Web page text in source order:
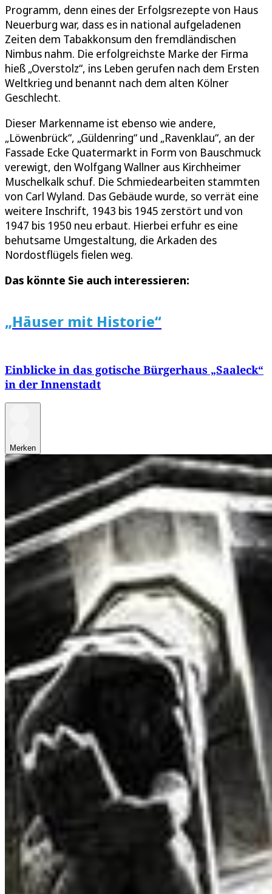
Programm, denn eines der Erfolgsrezepte von Haus
Neuerburg war, dass es in national aufgeladenen
Zeiten dem Tabakkonsum den fremdländischen
Nimbus nahm. Die erfolgreichste Marke der Firma
hieß „Overstolz“, ins Leben gerufen nach dem Ersten
Weltkrieg und benannt nach dem alten Kölner
Geschlecht.
Dieser Markenname ist ebenso wie andere,
„Löwenbrück“, „Güldenring“ und „Ravenklau“, an der
Fassade Ecke Quatermarkt in Form von Bauschmuck
verewigt, den Wolfgang Wallner aus Kirchheimer
Muschelkalk schuf. Die Schmiedearbeiten stammten
von Carl Wyland. Das Gebäude wurde, so verrät eine
weitere Inschrift, 1943 bis 1945 zerstört und von
1947 bis 1950 neu erbaut. Hierbei erfuhr es eine
behutsame Umgestaltung, die Arkaden des
Nordostflügels fielen weg.
Das könnte Sie auch interessieren:
„Häuser mit Historie“
Einblicke in das gotische Bürgerhaus „Saaleck“
in der Innenstadt
Merken